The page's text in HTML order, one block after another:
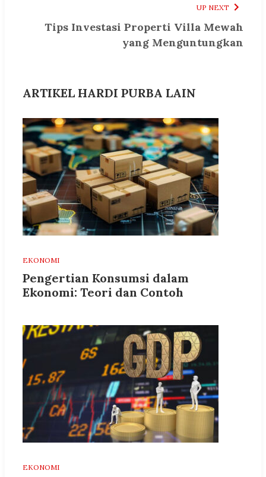
UP NEXT
Tips Investasi Properti Villa Mewah
yang Menguntungkan
ARTIKEL HARDI PURBA LAIN
EKONOMI
Pengertian Konsumsi dalam
Ekonomi: Teori dan Contoh
EKONOMI